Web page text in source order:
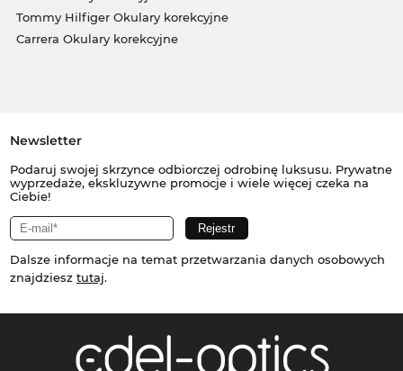
Tommy Hilfiger Okulary korekcyjne
Carrera Okulary korekcyjne
Newsletter
Podaruj swojej skrzynce odbiorczej odrobinę luksusu. Prywatne
wyprzedaże, ekskluzywne promocje i wiele więcej czeka na
Ciebie!
Dalsze informacje na temat przetwarzania danych osobowych
znajdziesz tutaj.